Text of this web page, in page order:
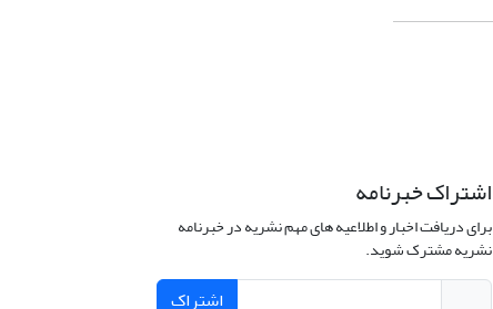
اشتراک خبرنامه
برای دریافت اخبار و اطلاعیه های مهم نشریه در خبرنامه
نشریه مشترک شوید.
اشتراک